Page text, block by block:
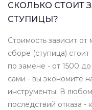
СКОЛЬКО СТОИТ
СТУПИЦЫ?
Стоимость зависит
сборе (ступица)
по замене - от 1500
сами - вы экономите
инструменты. В
последствий отказа -